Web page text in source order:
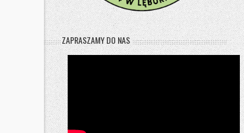
ZAPRASZAMY DO NAS